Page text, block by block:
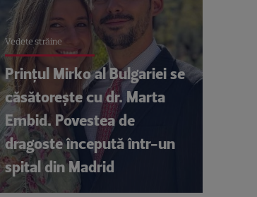
Vedete străine
Prințul Mirko al Bulgariei se
căsătorește cu dr. Marta
Embid. Povestea de
dragoste începută într-un
spital din Madrid